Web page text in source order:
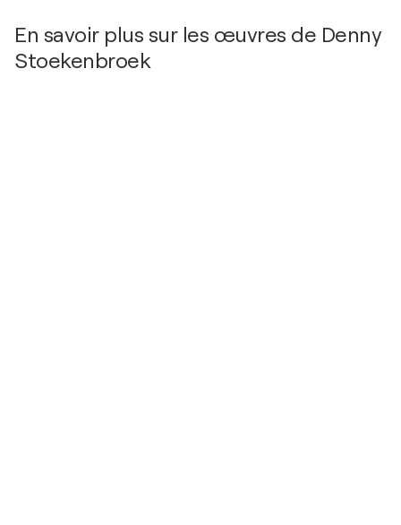
the affortable artblog
- Denny Stoekenbroek
En savoir plus sur les œuvres de Denny
Stoekenbroek